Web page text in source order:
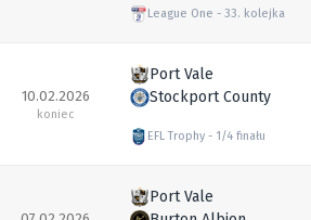
League One 33. kolejka
10.02.2026
koniec
Port Vale
Stockport County
EFL Trophy 1/4 finału
Port Vale